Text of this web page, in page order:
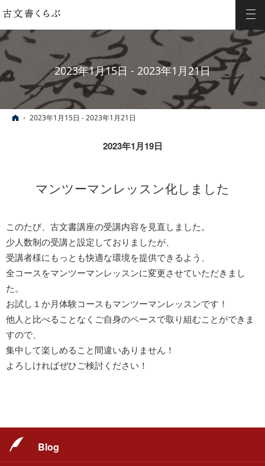
2023年1月15日 - 2023年1月21日
ホーム
2023年1月15日 - 2023年1月21日
2023年1月19日
マンツーマンレッスン化しました
このたび、古文書講座の受講内容を見直しました。
少人数制の受講と設定しておりましたが、
受講者様にもっとも快適な環境を提供できるよう、
全コースをマンツーマンレッスンに変更させていただきまし
た。
お試し１か月体験コースもマンツーマンレッスンです！
他人と比べることなくご自身のペースで取り組むことができま
すので、
集中して楽しめること間違いありません！
よろしければぜひご検討ください！
Blog